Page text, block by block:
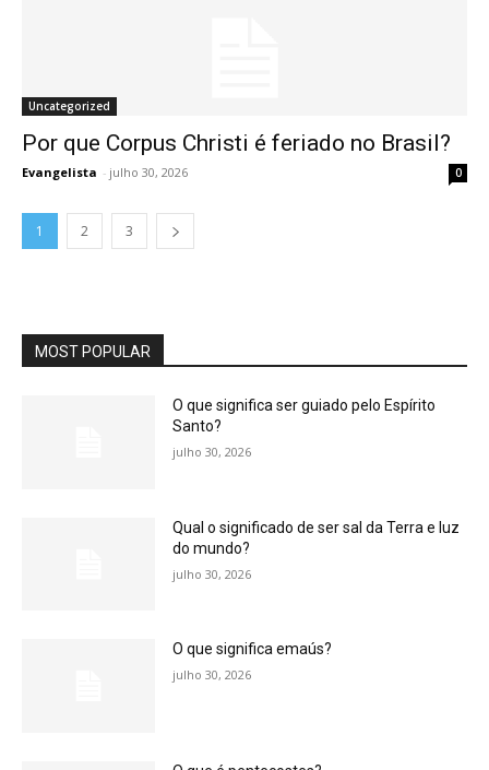
Uncategorized
Por que Corpus Christi é feriado no Brasil?
Evangelista - julho 30, 2026 0
1 2 3
MOST POPULAR
O que significa ser guiado pelo Espírito
Santo?
julho 30, 2026
Qual o significado de ser sal da Terra e luz
do mundo?
julho 30, 2026
O que significa emaús?
julho 30, 2026